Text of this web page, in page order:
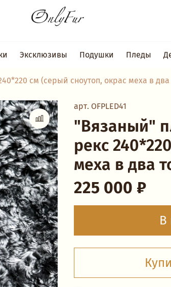
Эксклюзивы Подушки Пледы
см (серый сноутоп, окрас меха в два
арт. OFPLED41
"Вязаный"
рекс
меха в два
225 000 ₽
В